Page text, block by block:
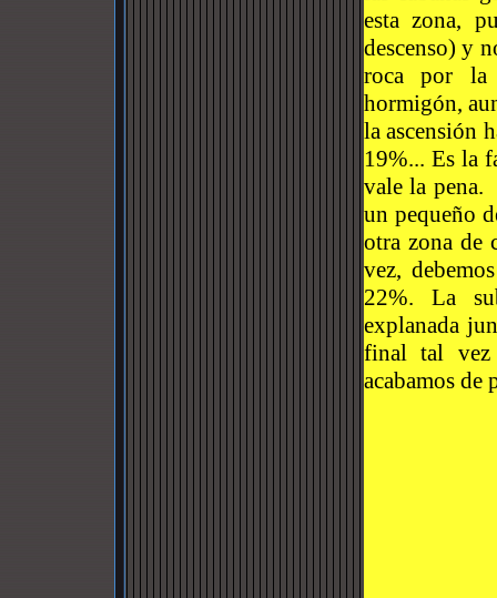
esta zona,
descenso) y
roca por la
hormigón,
la ascensión
19%... Es la
vale la pena.
un pequeño
otra zona de
vez,
22%. La
explanada
final tal vez
acabamos de